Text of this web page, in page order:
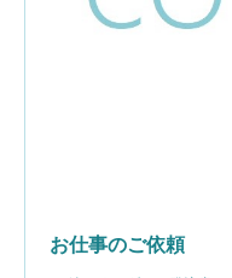
お仕事のご依頼